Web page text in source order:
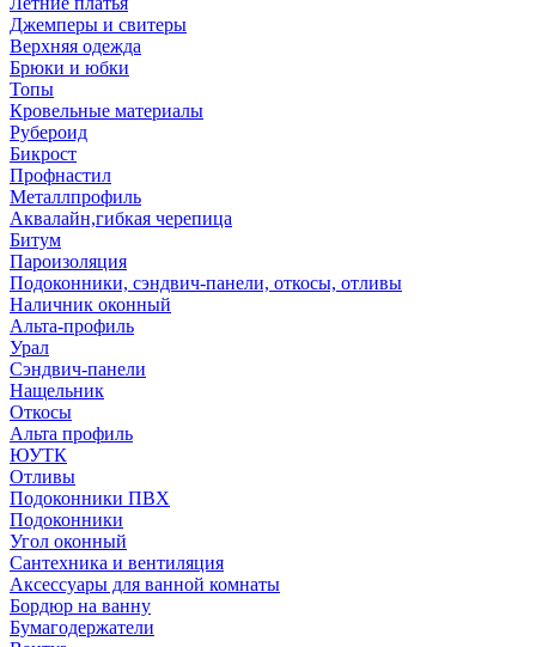
Джемперы и свитеры
Верхняя одежда
Брюки и юбки
Топы
Кровельные материалы
Рубероид
Бикрост
Профнастил
Металлпрофиль
Аквалайн,гибкая черепица
Битум
Пароизоляция
Подоконники, сэндвич-панели, откосы, отливы
Наличник оконный
Альта-профиль
Урал
Сэндвич-панели
Нащельник
Откосы
Альта профиль
ЮУТК
Отливы
Подоконники ПВХ
Подоконники
Угол оконный
Сантехника и вентиляция
Аксессуары для ванной комнаты
Бордюр на ванну
Бумагодержатели